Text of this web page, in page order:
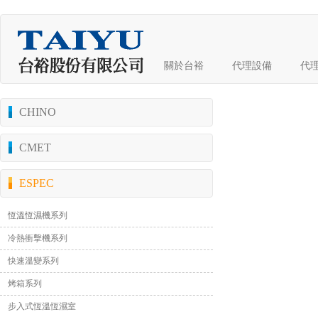
關於台裕 代理設備 代
CHINO
CMET
ESPEC
恆溫恆濕機系列
冷熱衝擊機系列
快速溫變系列
烤箱系列
步入式恆溫恆濕室